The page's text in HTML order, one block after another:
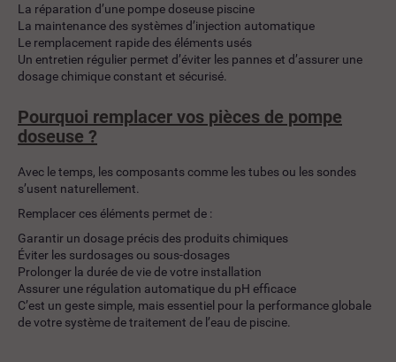
La réparation d’une pompe doseuse piscine
La maintenance des systèmes d’injection automatique
Le remplacement rapide des éléments usés
Un entretien régulier permet d’éviter les pannes et d’assurer une
dosage chimique constant et sécurisé.
Pourquoi remplacer vos pièces de pompe
doseuse ?
Avec le temps, les composants comme les tubes ou les sondes
s’usent naturellement.
Remplacer ces éléments permet de :
Garantir un dosage précis des produits chimiques
Éviter les surdosages ou sous-dosages
Prolonger la durée de vie de votre installation
Assurer une régulation automatique du pH efficace
C’est un geste simple, mais essentiel pour la performance globale
de votre système de traitement de l’eau de piscine.